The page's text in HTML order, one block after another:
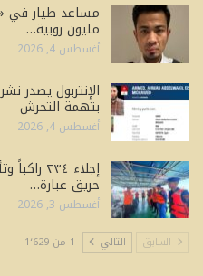
مليون روبية…
أغسطس 4, 2026
الإنتربول يصدر
بتهمة التحرش
أغسطس 4, 2026
إجلاء
حريق عبارة…
أغسطس 3, 2026
السابق التالي 1 من 1٬629